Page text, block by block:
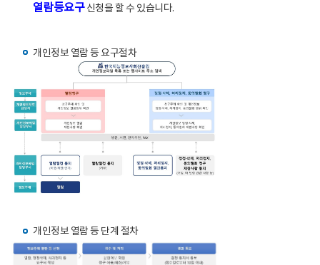
열람등요구신청을 할 수 있습니다.
개인정보 열람 등 요구절차
개인정보 열람 등 단계 절차